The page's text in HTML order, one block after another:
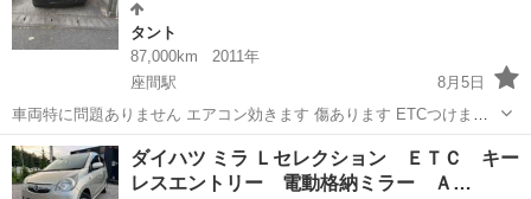
タント
87,000km
2011年
座間駅
8月5日
車両特に問題ありません エアコン効きます 傷あります ETCつけます
ナビありません 宜しくお願い致します
神奈川 座間市 座間駅 タント 軽自動車
ダイハツ ミラ Ｌセレクション ＥＴＣ キー
レスエントリー 電動格納ミラー Ａ…